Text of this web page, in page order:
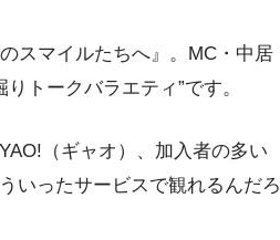
スマイルたちへ』。MC・中居
トークバラエティ”です。
（ギャオ）、加入者の多い
いったサービスで観れるんだろ